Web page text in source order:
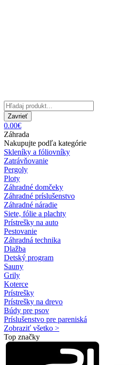
Zavrieť
0.00€
Záhrada
Nakupujte podľa kategórie
Skleníky a fóliovníky
Zatrávňovanie
Pergoly
Ploty
Záhradné domčeky
Záhradné príslušenstvo
Záhradné náradie
Siete, fólie a plachty
Prístrešky na auto
Pestovanie
Záhradná technika
Dlažba
Detský program
Sauny
Grily
Koterce
Prístrešky
Prístrešky na drevo
Búdy pre psov
Príslušenstvo pre pareniská
Zobraziť všetko >
Top značky